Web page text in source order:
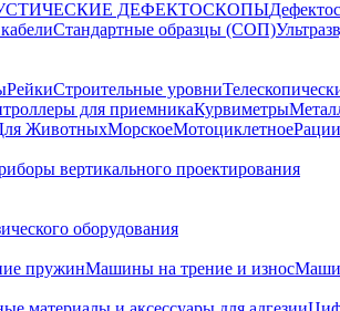
ДЕФЕКТОСКОПЫ
Стандартные образцы (СОП)
РейкиСтроительные уровни
для приемникаКурвиметры
ЖивотныхМорскоеМотоциклетное
вертикального проектирования
оборудования
пружинМашины на трение и износ